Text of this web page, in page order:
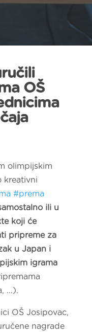
OŠ
olimpijskim
kreativni
#prema
ili u
koji će
pripreme za
u Japan i
igrama
…).
OŠ Josipovac,
nagrade